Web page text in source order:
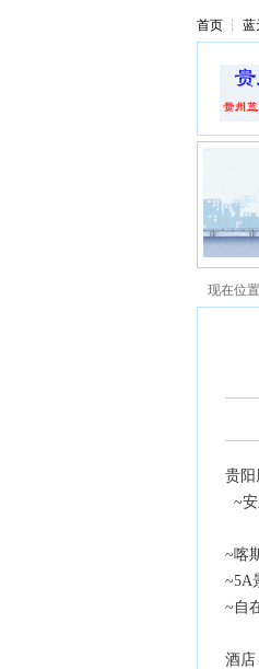
首页┆ 蓝
现在位置
贵阳
~
~喀
~5A
~自
酒